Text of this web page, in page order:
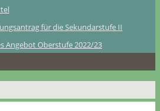
für die Sekundarstufe II
Angebot Oberstufe 2022/23